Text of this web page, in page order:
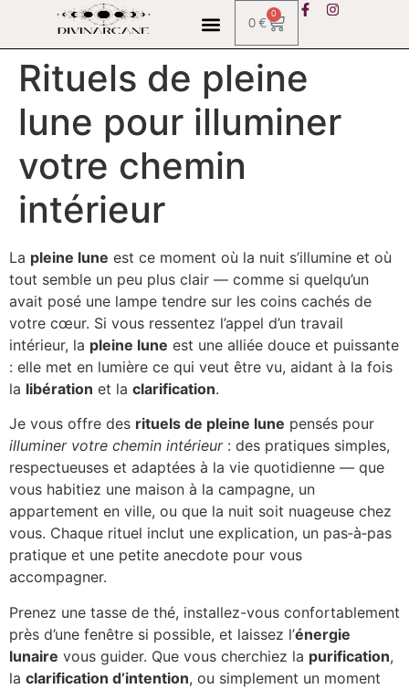
0€
0
Rituels de pleine
lune pour illuminer
votre chemin
intérieur
La pleine lune est ce moment où la nuit s’illumine et où
tout semble un peu plus clair — comme si quelqu’un
avait posé une lampe tendre sur les coins cachés de
votre cœur. Si vous ressentez l’appel d’un travail
intérieur, la pleine lune est une alliée douce et puissante
: elle met en lumière ce qui veut être vu, aidant à la fois
la libération et la clarification.
Je vous offre des rituels de pleine lune pensés pour
illuminer votre chemin intérieur: des pratiques simples,
respectueuses et adaptées à la vie quotidienne — que
vous habitiez une maison à la campagne, un
appartement en ville, ou que la nuit soit nuageuse chez
vous. Chaque rituel inclut une explication, un pas‑à‑pas
pratique et une petite anecdote pour vous
accompagner.
Prenez une tasse de thé, installez-vous confortablement
près d’une fenêtre si possible, et laissez l’énergie
lunaire vous guider. Que vous cherchiez la purification,
la clarification d’intention, ou simplement un moment